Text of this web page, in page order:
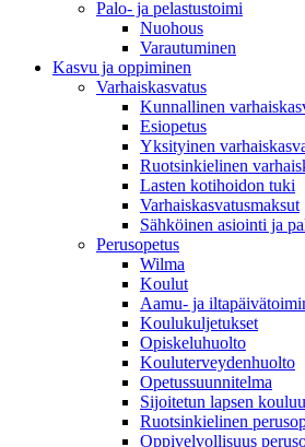
Palo- ja pelastustoimi
Nuohous
Varautuminen
Kasvu ja oppiminen
Varhaiskasvatus
Kunnallinen
Esiopetus
Yksityinen
Ruotsinkielinen
Lasten kotihoidon tuki
Varhaiskasvatusmaksut
Sähköinen asiointi ja
Perusopetus
Wilma
Koulut
Aamu- ja
Koulukuljetukset
Opiskeluhuolto
Kouluterveydenhuolto
Opetussuunnitelma
Sijoitetun lapsen
Ruotsinkielinen
Oppivelvollisuus